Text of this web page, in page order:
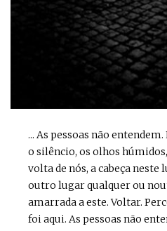
... As pessoas não
o silêncio, os olhos
volta de nós, a cabeça neste
outro lugar qualquer ou
amarrada a este. Voltar.
foi aqui. As pessoas não